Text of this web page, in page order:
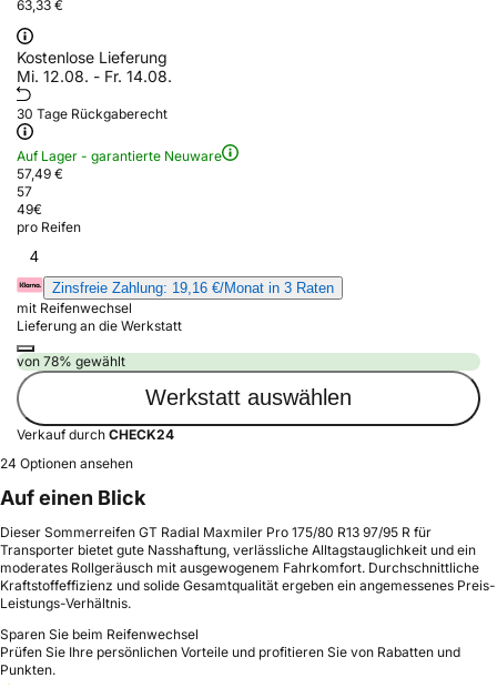
63,33 €
Kostenlose Lieferung
Mi. 12.08. - Fr. 14.08.
30 Tage Rückgaberecht
Auf Lager - garantierte Neuware
57,49 €
57
49€
pro Reifen
4
Zinsfreie Zahlung: 19,16 €/Monat in 3 Raten
mit Reifenwechsel
Lieferung an die Werkstatt
von 78% gewählt
Werkstatt auswählen
Verkauf durch CHECK24
24 Optionen ansehen
Auf einen Blick
Dieser Sommerreifen GT Radial Maxmiler Pro 175/80 R13 97/95 R für
Transporter bietet gute Nasshaftung, verlässliche Alltagstauglichkeit und ein
moderates Rollgeräusch mit ausgewogenem Fahrkomfort. Durchschnittliche
Kraftstoffeffizienz und solide Gesamtqualität ergeben ein angemessenes Preis-
Leistungs-Verhältnis.
Sparen Sie beim Reifenwechsel
Prüfen Sie Ihre persönlichen Vorteile und profitieren Sie von Rabatten und
Punkten.